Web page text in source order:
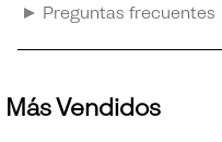
Preguntas frecuentes
Más Vendidos